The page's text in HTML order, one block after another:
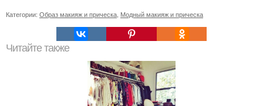
Категории: Образ макияж и прическа Модный макияж и прическа
Читайте также